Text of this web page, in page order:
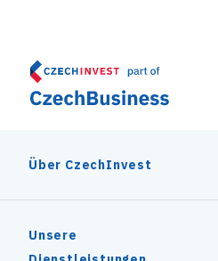
Über CzechInvest
Über uns
Unsere